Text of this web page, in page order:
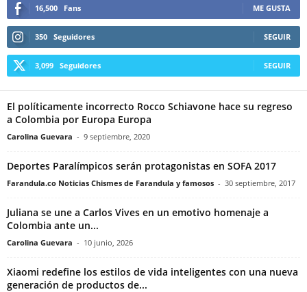
16,500 Fans ME GUSTA
350 Seguidores SEGUIR
3,099 Seguidores SEGUIR
El políticamente incorrecto Rocco Schiavone hace su regreso
a Colombia por Europa Europa
Carolina Guevara - 9 septiembre, 2020
Deportes Paralímpicos serán protagonistas en SOFA 2017
Farandula.co Noticias Chismes de Farandula y famosos - 30 septiembre, 2017
Juliana se une a Carlos Vives en un emotivo homenaje a
Colombia ante un...
Carolina Guevara - 10 junio, 2026
Xiaomi redefine los estilos de vida inteligentes con una nueva
generación de productos de...